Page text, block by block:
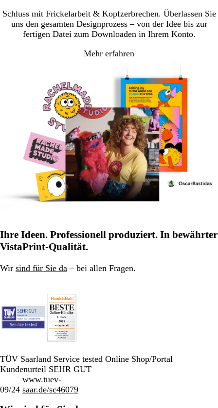
Schluss mit Frickelarbeit & Kopfzerbrechen. Überlassen Sie
uns den gesamten Designprozess – von der Idee bis zur
fertigen Datei zum Downloaden in Ihrem Konto.
Mehr erfahren
Ihre Ideen. Professionell produziert. In bewährter
VistaPrint-Qualität.
Wir sind für Sie da – bei allen Fragen.
TÜV Saarland Service tested Online Shop/Portal
Kundenurteil SEHR GUT
09/24
www.tuev-
saar.de/sc46079